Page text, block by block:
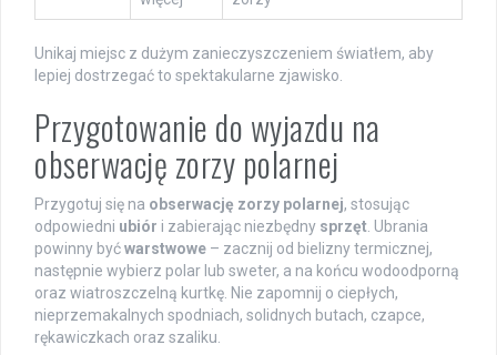
Unikaj miejsc z dużym zanieczyszczeniem światłem, aby
lepiej dostrzegać to spektakularne zjawisko.
Przygotowanie do wyjazdu na
obserwację zorzy polarnej
Przygotuj się na obserwację zorzy polarnej, stosując
odpowiedni ubiór i zabierając niezbędny sprzęt . Ubrania
powinny byćwarstwowe – zacznij od bielizny termicznej,
następnie wybierz polar lub sweter, a na końcu wodoodporną
oraz wiatroszczelną kurtkę. Nie zapomnij o ciepłych,
nieprzemakalnych spodniach, solidnych butach, czapce,
rękawiczkach oraz szaliku.